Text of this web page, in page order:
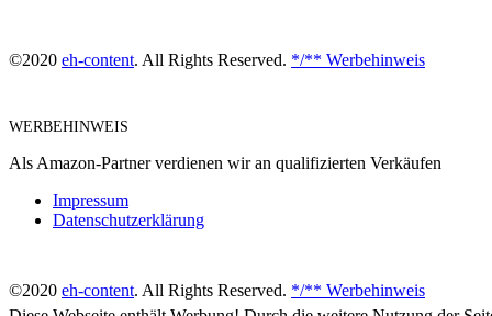
©2020 eh-content. All Rights Reserved. */** Werbehinweis
WERBEHINWEIS
Als Amazon-Partner verdienen wir an qualifizierten Verkäufen
Impressum
Datenschutzerklärung
©2020 eh-content. All Rights Reserved. */** Werbehinweis